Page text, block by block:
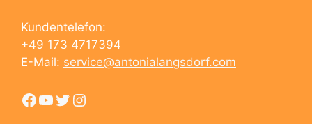
Kundentelefon:
+49 173 4717394
E-Mail: service@antonialangsdorf.com
Facebook
YouTube
Twitter
Instagram